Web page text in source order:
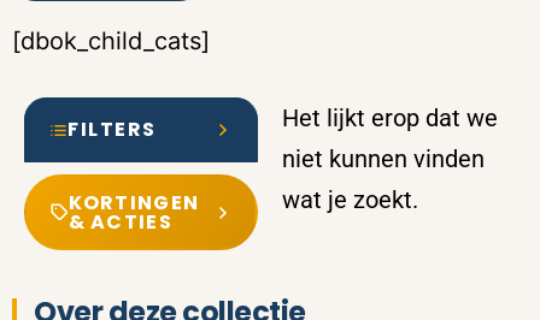
[dbok_child_cats]
FILTERS
KORTINGEN
& ACTIES
Het lijkt erop dat we
niet kunnen vinden
wat je zoekt.